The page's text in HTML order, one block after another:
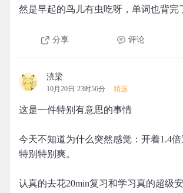
然是早起的鸟儿有虫吃呀，单词也背完
分享 评论
湸梁
10月20日 23时56分 精选
这是一件特别有意思的事情
今天不知道为什么突然感觉：开着1.4
特别特别爽。
认真的去花20min复习和学习真的超级安